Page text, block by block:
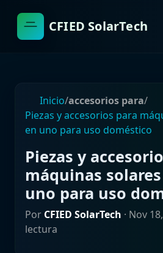
CFIED SolarTech
Inicio/accesorios para/
Piezas y accesorios para
en uno para uso doméstico
Piezas y
máquinas
uno para uso
Por CFIED SolarTech · Nov
lectura